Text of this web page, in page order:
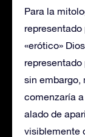
Para la
representado
«erótico»
representado
sin embargo,
comenzaría
alado de
visiblemente